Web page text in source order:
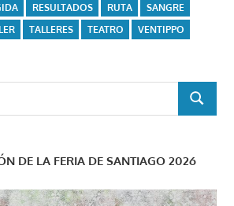
RESULTADOS RUTA
SANGRE
TALLERES TEATRO
VENTIPPO
BUSCAR
DE LA FERIA DE SANTIAGO 2026